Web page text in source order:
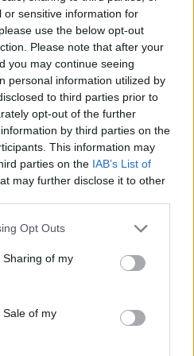
or sensitive information for
use the below opt-out
Please note that after your
you may continue seeing
personal information utilized by
to third parties prior to
opt-out of the further
by third parties on the
This information may
parties on the IAB’s List of
may further disclose it to other
Opt Outs
of my
of my
08:19 Reaguje na Petr Elias
v r.63 hory pracující lid
lid hory
17.6.2026 10:01
16.6.2026 08:09
pokračuje nejrůznějšími
a dočasně zakázané